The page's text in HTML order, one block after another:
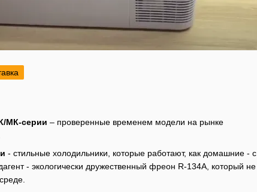
МК-серии – проверенные временем модели на рынке
- стильные холодильники, которые работают, как домашние - с
- экологически дружественный фреон R-134A, который не